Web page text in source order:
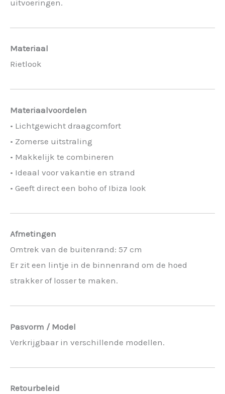
uitvoeringen.
Materiaal
Rietlook
Materiaalvoordelen
• Lichtgewicht draagcomfort
• Zomerse uitstraling
• Makkelijk te combineren
• Ideaal voor vakantie en strand
• Geeft direct een boho of Ibiza look
Afmetingen
Omtrek van de buitenrand: 57 cm
Er zit een lintje in de binnenrand om de hoed
strakker of losser te maken.
Pasvorm / Model
Verkrijgbaar in verschillende modellen.
Retourbeleid